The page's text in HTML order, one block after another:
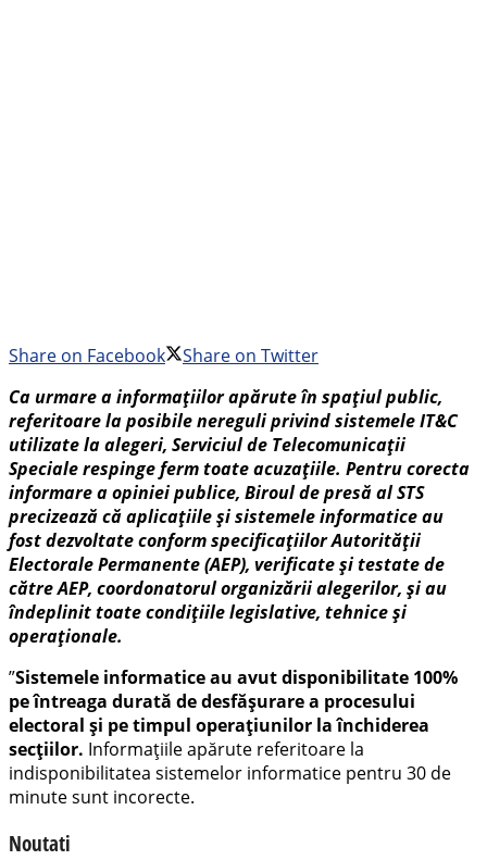
Share on Facebook
Share on Twitter
Ca urmare a informațiilor apărute în spațiul public,
referitoare la posibile nereguli privind sistemele IT&C
utilizate la alegeri, Serviciul de Telecomunicații
Speciale respinge ferm toate acuzațiile. Pentru corecta
informare a opiniei publice, Biroul de presă al STS
precizează că aplicațiile și sistemele informatice au
fost dezvoltate conform specificațiilor Autorității
Electorale Permanente (AEP), verificate și testate de
către AEP, coordonatorul organizării alegerilor, și au
îndeplinit toate condițiile legislative, tehnice și
operaționale.
”Sistemele informatice au avut disponibilitate 100%
pe întreaga durată de desfășurare a procesului
electoral și pe timpul operațiunilor la închiderea
secțiilor. Informațiile apărute referitoare la
indisponibilitatea sistemelor informatice pentru 30 de
minute sunt incorecte.
Noutati